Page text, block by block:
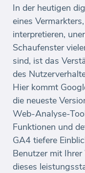
In der heutigen
eines
interpretieren,
Schaufenster
sind, ist das
des
Hier kommt
die neueste
Web-Analyse-
Funktionen und
GA4 tiefere
Benutzer mit
dieses